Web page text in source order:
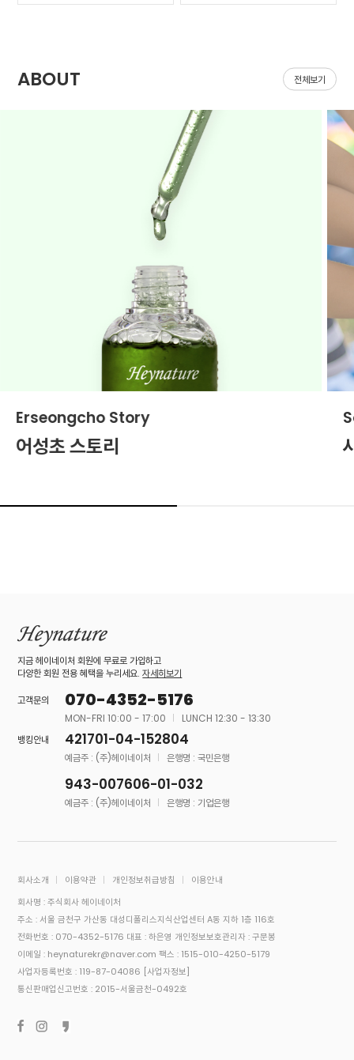
ABOUT 전체보기
Erseongcho Story
어성초 스토리
지금 헤이네이처 회원에 무료로 가입하고
다양한 회원 전용 혜택을 누리세요.자세히보기
고객문의
070-4352-5176
MON-FRI 10:00 - 17:00
LUNCH 12:30 - 13:30
뱅킹안내
421701-04-152804
예금주 : (주)헤이네이처 은행명 : 국민은행
943-007606-01-032
예금주 : (주)헤이네이처 은행명 : 기업은행
회사소개 이용약관 개인정보취급방침
이용안내
회사명 : 주식회사 헤이네이처
주소 : 서울 금천구 가산동 대성디폴리스지식산업센터 A동 지하 1층 116호
전화번호 : 070-4352-5176 대표 : 하은영 개인정보보호관리자 : 구문봉
이메일 : heynaturekr@naver.com 팩스 : 1515-010-4250-5179
사업자등록번호 : 119-87-04086 [사업자정보]
통신판매업신고번호 : 2015-서울금천-0492호